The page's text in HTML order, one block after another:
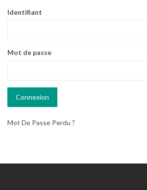
Identifiant
Mot de passe
Mot De Passe Perdu ?